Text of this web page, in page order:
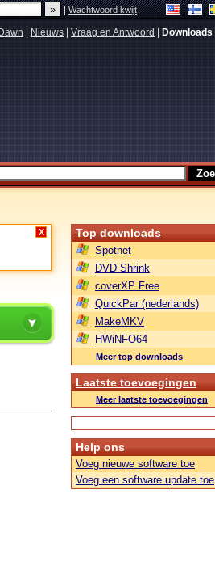
|Wachtwoord kwijt
Nieuws Vraag en Antwoord Downloads
X Top downloads
Spotnet
DVD Shrink
coverXP Free
QuickPar (nederlands)
MakeMKV
HWiNFO64
Meer top downloads
Laatste toevoegingen
Meer laatste toevoegingen
Help ons
Voeg nieuwe software toe
Voeg een software update toe